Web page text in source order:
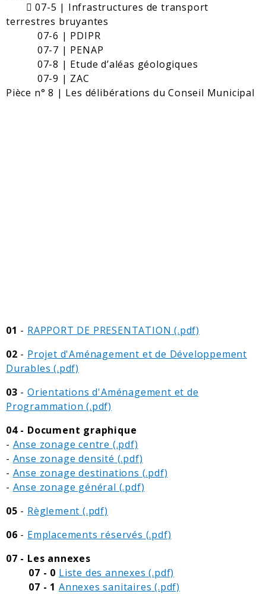
 07-5 | Infrastructures de transport
terrestres bruyantes
07-6 | PDIPR
07-7 | PENAP
07-8 | Etude d’aléas géologiques
07-9 | ZAC
Pièce n° 8 | Les délibérations du Conseil Municipal
01 - RAPPORT DE PRESENTATION
02 - Projet d'Aménagement et de Développement
Durables
03 -Orientations d'Aménagement et de
Programmation
04 - Document graphique
- Anse zonage centre
- Anse zonage densité
- Anse zonage destinations
- Anse zonage général
05 - Règlement
06 - Emplacements réservés
07 - Les annexes
07 - 0 Liste des annexes
07 - 1 Annexes sanitaires